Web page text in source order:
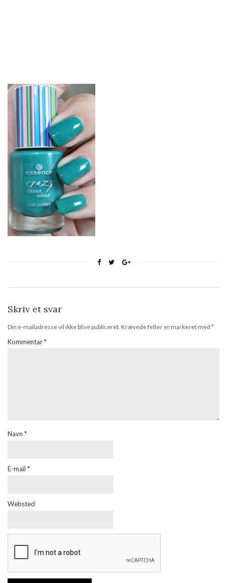
Skriv et svar
Din e-mailadresse vil ikke blive publiceret. Krævede felter er markeret med *
Kommentar*
Navn *
E-mail *
Websted